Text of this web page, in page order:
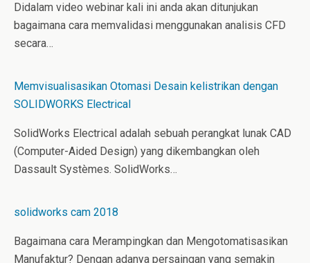
Didalam video webinar kali ini anda akan ditunjukan
bagaimana cara memvalidasi menggunakan analisis CFD
secara…
Memvisualisasikan Otomasi Desain kelistrikan dengan
SOLIDWORKS Electrical
SolidWorks Electrical adalah sebuah perangkat lunak CAD
(Computer-Aided Design) yang dikembangkan oleh
Dassault Systèmes. SolidWorks…
solidworks cam 2018
Bagaimana cara Merampingkan dan Mengotomatisasikan
Manufaktur? Dengan adanya persaingan yang semakin